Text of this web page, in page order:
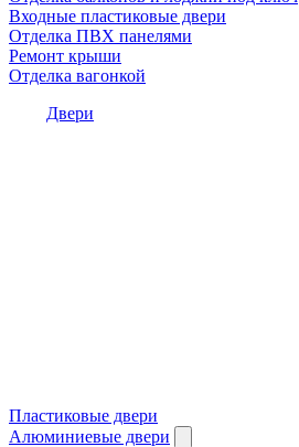
Входные пластиковые двери
Отделка ПВХ панелями
Ремонт крыши
Отделка вагонкой
Двери
Пластиковые двери
Алюминиевые двери